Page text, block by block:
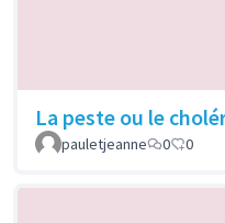
La peste ou le
pauletjeanne 0 0